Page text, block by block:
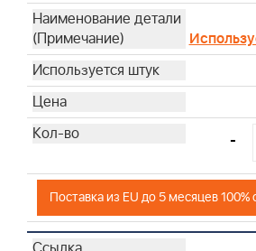
-
Поставка из EU до 5 месяцев